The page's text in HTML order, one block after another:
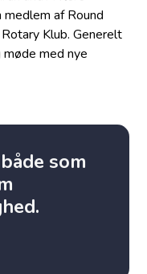
af Round
Klub. Generelt
med nye
som